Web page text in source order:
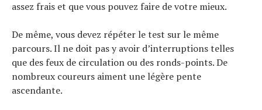
assez frais et que vous pouvez faire de votre mieux.
De même, vous devez répéter le test sur le même
parcours. Il ne doit pas y avoir d’interruptions telles
que des feux de circulation ou des ronds-points. De
nombreux coureurs aiment une légère pente
ascendante.